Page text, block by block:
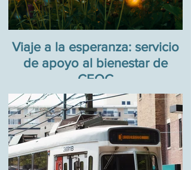
Viaje a la esperanza: servicio
de apoyo al bienestar de
CEOC